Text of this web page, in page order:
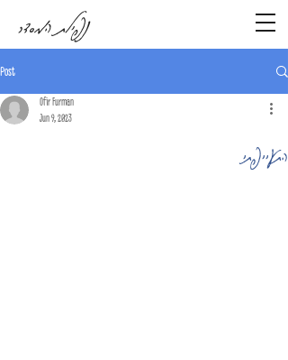
נפילת המסדר
Post
התעייפתי
Ofir Furman
Jun 9, 2023